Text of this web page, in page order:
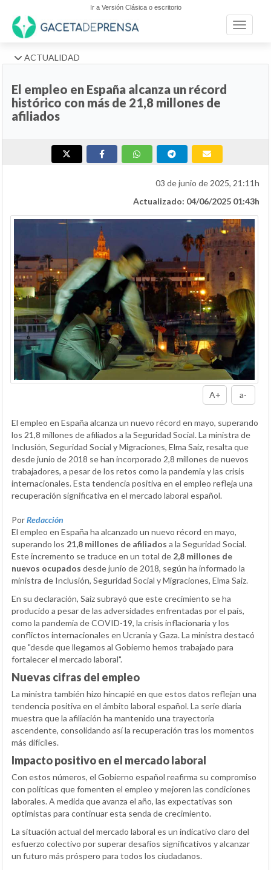
Ir a Versión Clásica o escritorio
Toggle
ACTUALIDAD
El empleo en España alcanza un récord
histórico con más de 21,8 millones de
afiliados
03 de junio de 2025, 21:11h
Actualizado: 04/06/2025 01:43h
A+ a-
El empleo en España alcanza un nuevo récord en mayo, superando
los 21,8 millones de afiliados a la Seguridad Social. La ministra de
Inclusión, Seguridad Social y Migraciones, Elma Saiz, resalta que
desde junio de 2018 se han incorporado 2,8 millones de nuevos
trabajadores, a pesar de los retos como la pandemia y las crisis
internacionales. Esta tendencia positiva en el empleo refleja una
recuperación significativa en el mercado laboral español.
PorRedacción
El empleo en España ha alcanzado un nuevo récord en mayo,
superando los 21,8 millones de afiliados a la Seguridad Social.
Este incremento se traduce en un total de 2,8 millones de
nuevos ocupados desde junio de 2018, según ha informado la
ministra de Inclusión, Seguridad Social y Migraciones, Elma Saiz.
En su declaración, Saiz subrayó que este crecimiento se ha
producido a pesar de las adversidades enfrentadas por el país,
como la pandemia de COVID-19, la crisis inflacionaria y los
conflictos internacionales en Ucrania y Gaza. La ministra destacó
que "desde que llegamos al Gobierno hemos trabajado para
fortalecer el mercado laboral".
Nuevas cifras del empleo
La ministra también hizo hincapié en que estos datos reflejan una
tendencia positiva en el ámbito laboral español. La serie diaria
muestra que la afiliación ha mantenido una trayectoria
ascendente, consolidando así la recuperación tras los momentos
más difíciles.
Impacto positivo en el mercado laboral
Con estos números, el Gobierno español reafirma su compromiso
con políticas que fomenten el empleo y mejoren las condiciones
laborales. A medida que avanza el año, las expectativas son
optimistas para continuar esta senda de crecimiento.
La situación actual del mercado laboral es un indicativo claro del
esfuerzo colectivo por superar desafíos significativos y alcanzar
un futuro más próspero para todos los ciudadanos.